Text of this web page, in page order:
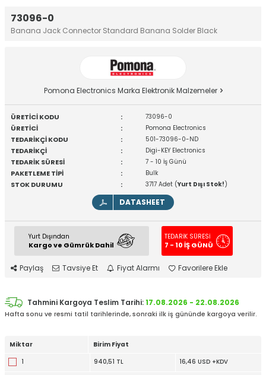
73096-0
Banana Jack Connector Standard Banana Solder Black
Pomona Electronics Marka Elektronik Malzemeler
ÜRETİCİ KODU : 73096-0
ÜRETİCİ : Pomona Electronics
TEDARİKÇİ KODU : 501-73096-0-ND
TEDARİKÇİ : Digi-KEY Electronics
TEDARİK SÜRESİ : 7 - 10 İş Günü
PAKETLEME TİPİ : Bulk
STOK DURUMU : 3717 Adet (Yurt Dışı Stok!)
DATASHEET
Yurt Dışından
Kargo ve Gümrük Dahil
TEDARİK SÜRESİ
7 - 10 İŞ GÜNÜ
Paylaş Tavsiye Et Fiyat Alarmı Favorilere Ekle
Tahmini Kargoya Teslim Tarihi:17.08.2026 - 22.08.2026
Hafta sonu ve resmi tatil tarihlerinde, sonraki ilk iş gününde kargoya verilir.
Miktar
Birim Fiyat
1
940,51 TL 16,46 USD +KDV